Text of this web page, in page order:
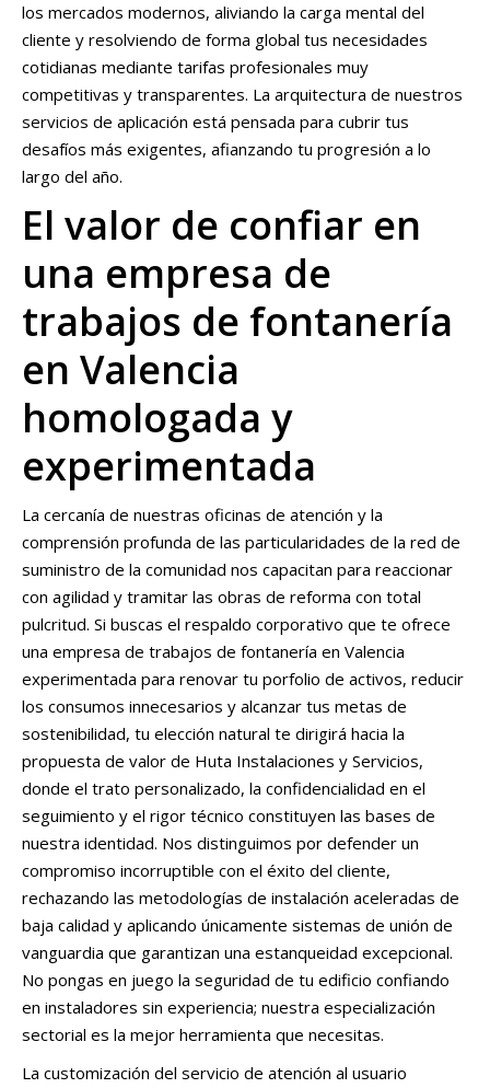
los mercados modernos, aliviando la carga mental del
cliente y resolviendo de forma global tus necesidades
cotidianas mediante tarifas profesionales muy
competitivas y transparentes. La arquitectura de nuestros
servicios de aplicación está pensada para cubrir tus
desafíos más exigentes, afianzando tu progresión a lo
largo del año.
El valor de confiar en
una empresa de
trabajos de fontanería
en Valencia
homologada y
experimentada
La cercanía de nuestras oficinas de atención y la
comprensión profunda de las particularidades de la red de
suministro de la comunidad nos capacitan para reaccionar
con agilidad y tramitar las obras de reforma con total
pulcritud. Si buscas el respaldo corporativo que te ofrece
una empresa de trabajos de fontanería en Valencia
experimentada para renovar tu porfolio de activos, reducir
los consumos innecesarios y alcanzar tus metas de
sostenibilidad, tu elección natural te dirigirá hacia la
propuesta de valor de Huta Instalaciones y Servicios,
donde el trato personalizado, la confidencialidad en el
seguimiento y el rigor técnico constituyen las bases de
nuestra identidad. Nos distinguimos por defender un
compromiso incorruptible con el éxito del cliente,
rechazando las metodologías de instalación aceleradas de
baja calidad y aplicando únicamente sistemas de unión de
vanguardia que garantizan una estanqueidad excepcional.
No pongas en juego la seguridad de tu edificio confiando
en instaladores sin experiencia; nuestra especialización
sectorial es la mejor herramienta que necesitas.
La customización del servicio de atención al usuario